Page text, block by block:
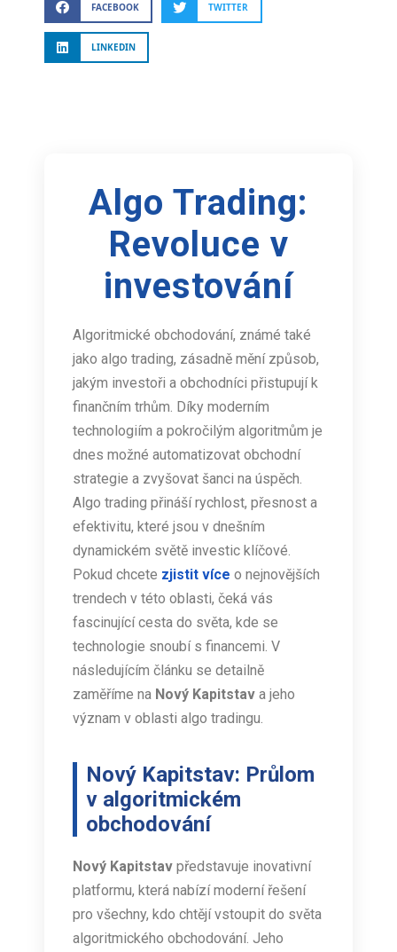
FACEBOOK TWITTER
LINKEDIN
Algo Trading:
Revoluce v
investování
Algoritmické obchodování, známé také
jako algo trading, zásadně mění způsob,
jakým investoři a obchodníci přistupují k
finančním trhům. Díky moderním
technologiím a pokročilým algoritmům je
dnes možné automatizovat obchodní
strategie a zvyšovat šanci na úspěch.
Algo trading přináší rychlost, přesnost a
efektivitu, které jsou v dnešním
dynamickém světě investic klíčové.
Pokud chcete zjistit více o nejnovějších
trendech v této oblasti, čeká vás
fascinující cesta do světa, kde se
technologie snoubí s financemi. V
následujícím článku se detailně
zaměříme na Nový Kapitstav a jeho
význam v oblasti algo tradingu.
Nový Kapitstav: Průlom
v algoritmickém
obchodování
Nový Kapitstav představuje inovativní
platformu, která nabízí moderní řešení
pro všechny, kdo chtějí vstoupit do světa
algoritmického obchodování. Jeho